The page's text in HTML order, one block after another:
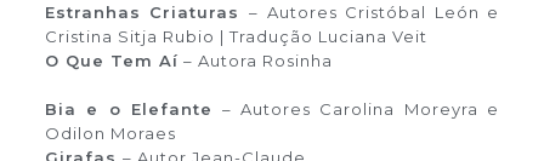
Estranhas Criaturas – Autores Cristóbal León e
Cristina Sitja Rubio | Tradução Luciana Veit
O Que Tem Aí – Autora Rosinha
Bia e o Elefante
– Autores Carolina Moreyra e
Odilon Moraes
Girafas – Autor Jean-Claude